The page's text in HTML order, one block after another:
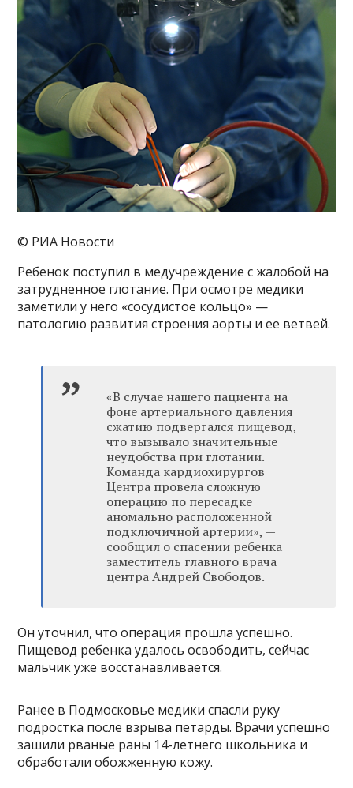
© РИА Новости
Ребенок поступил в медучреждение с жалобой на
затрудненное глотание. При осмотре медики
заметили у него «сосудистое кольцо» —
патологию развития строения аорты и ее ветвей.
«В случае нашего пациента на
фоне артериального давления
сжатию подвергался пищевод,
что вызывало значительные
неудобства при глотании.
Команда кардиохирургов
Центра провела сложную
операцию по пересадке
аномально расположенной
подключичной артерии», —
сообщил о спасении ребенка
заместитель главного врача
центра Андрей Свободов.
Он уточнил, что операция прошла успешно.
Пищевод ребенка удалось освободить, сейчас
мальчик уже восстанавливается.
Ранее в Подмосковье медики спасли руку
подростка после взрыва петарды. Врачи успешно
зашили рваные раны 14-летнего школьника и
обработали обожженную кожу.